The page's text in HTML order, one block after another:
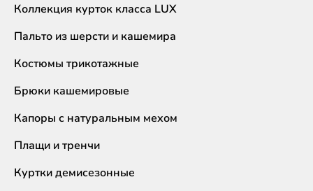
Коллекция курток класса LUX
Пальто из шерсти и кашемира
Костюмы трикотажные
Брюки кашемировые
Капоры с натуральным мехом
Плащи и тренчи
Куртки демисезонные